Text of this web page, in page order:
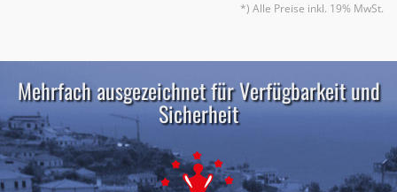
*) Alle Preise inkl. 19% MwSt.
Mehrfach ausgezeichnet für Verfügbarkeit und
Sicherheit